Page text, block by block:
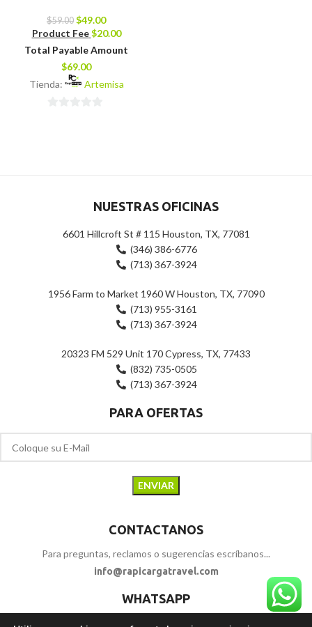
$59.00 $49.00
Product Fee $20.00
Total Payable Amount
$69.00
Tienda:
Artemisa
NUESTRAS OFICINAS
6601 Hillcroft St # 115 Houston, TX, 77081
(346) 386-6776
(713) 367-3924
1956 Farm to Market 1960 W Houston, TX, 77090
(713) 955-3161
(713) 367-3924
20323 FM 529 Unit 170 Cypress, TX, 77433
(832) 735-0505
(713) 367-3924
PARA OFERTAS
CONTACTANOS
Para preguntas, reclamos o sugerencias escríbanos...
info@rapicargatravel.com
WHATSAPP